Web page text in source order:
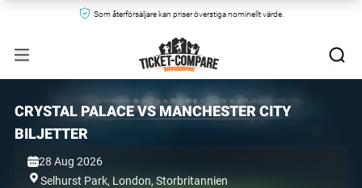
Som återförsäljare kan priser överstiga nominellt värde.
CRYSTAL PALACE VS MANCHESTER CITY
BILJETTER
28 Aug 2026
Selhurst Park, London,Storbritannien